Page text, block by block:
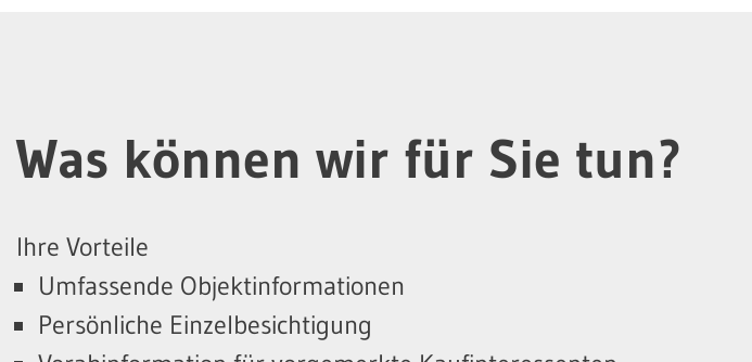
Was können wir für Sie tun?
Ihre Vorteile
Umfassende Objektinformationen
Persönliche Einzelbesichtigung